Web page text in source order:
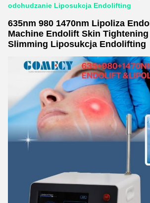
odchudzanie Liposukcja Endolifting
635nm 980 1470nm Lipoliza
Machine Endolift Skin
Slimming Liposukcja Endolifting